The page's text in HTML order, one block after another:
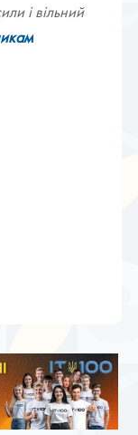
і вільний